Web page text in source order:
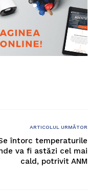
ARTICOLUL URMĂTOR
întorc temperaturile
va fi astăzi cel mai
cald, potrivit ANM